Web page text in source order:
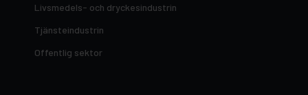
Livsmedels- och dryckesindustrin
Tjänsteindustrin
Offentlig sektor